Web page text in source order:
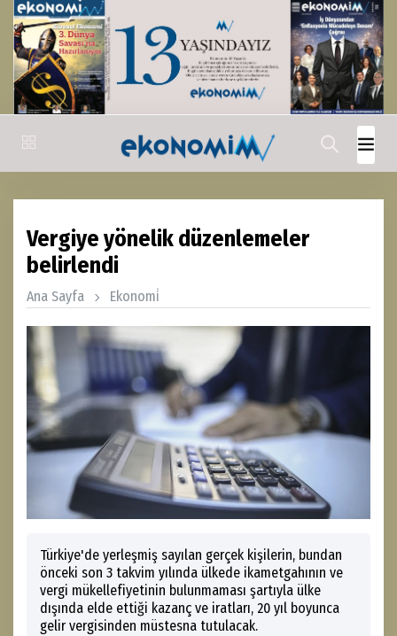
Vergiye yönelik düzenlemeler
belirlendi
Ana Sayfa Ekonomi̇
Türkiye'de yerleşmiş sayılan gerçek kişilerin, bundan
önceki son 3 takvim yılında ülkede ikametgahının ve
vergi mükellefiyetinin bulunmaması şartıyla ülke
dışında elde ettiği kazanç ve iratları, 20 yıl boyunca
gelir vergisinden müstesna tutulacak.